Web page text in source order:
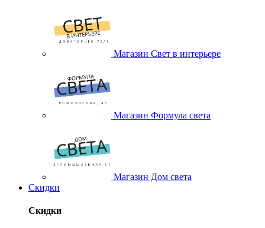
Магазин Свет в интерьере
Магазин Формула света
Магазин Дом света
Скидки
Скидки